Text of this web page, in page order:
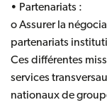
• Partenariats :
o Assurer la
partenariats
Ces différentes
services
nationaux de